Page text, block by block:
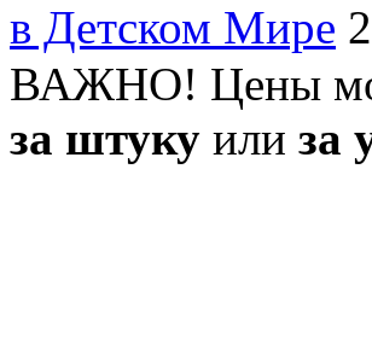
в Детском Мире
ВАЖНО! Цены
за штуку или за